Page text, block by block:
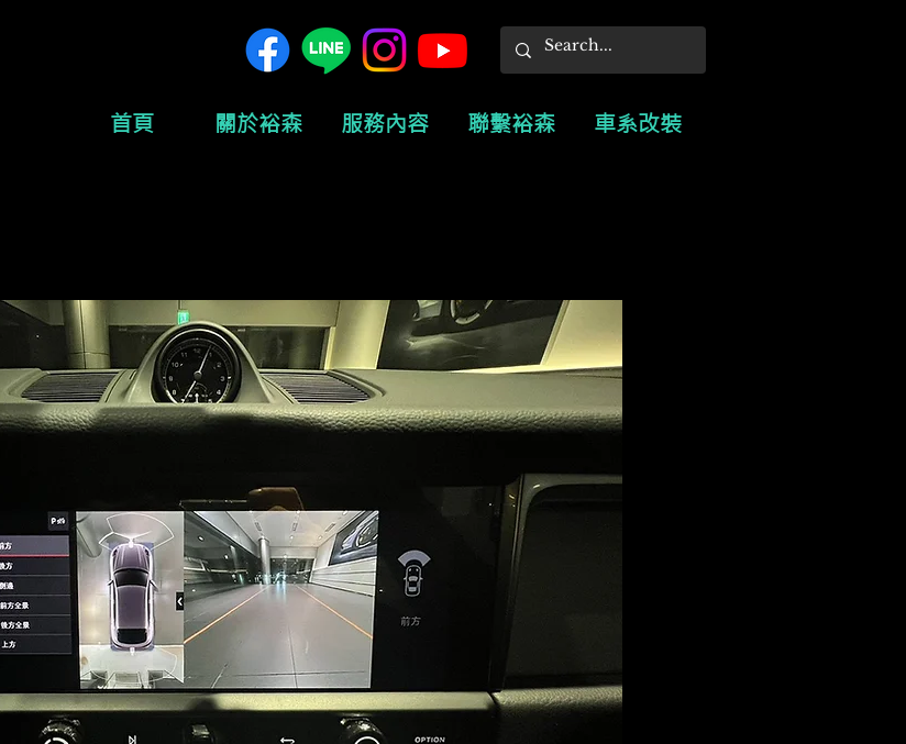
首頁 關於裕森 服務內容 聯繫裕森 車系改裝